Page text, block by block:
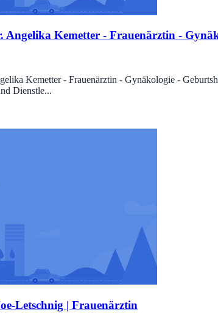
Angelika Kemetter - Frauenärztin -
Kemetter - Frauenärztin - Gynäkologie -
Dienstle...
Letschnig | Frauenärztin